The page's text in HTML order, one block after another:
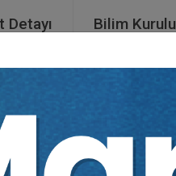
Detayı Bilim Kurulu